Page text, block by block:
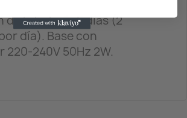
de la batería 5 días (2
día). Base con
220-240V 50Hz 2W.